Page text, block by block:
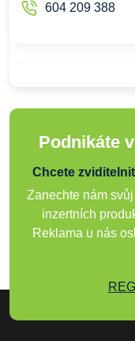
604 209 388
Podnikáte
Chcete
Zanechte nám
inzertních
Reklama u nás